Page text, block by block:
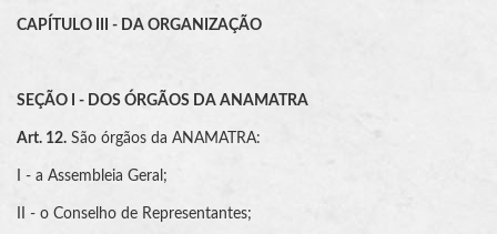
CAPÍTULO III - DA ORGANIZAÇÃO
SEÇÃO I - DOS ÓRGÃOS DA ANAMATRA
Art. 12. São órgãos da ANAMATRA:
I - a Assembleia Geral;
II - o Conselho de Representantes;